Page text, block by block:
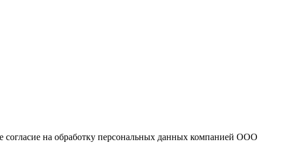
на обработку персональных данных компанией ООО